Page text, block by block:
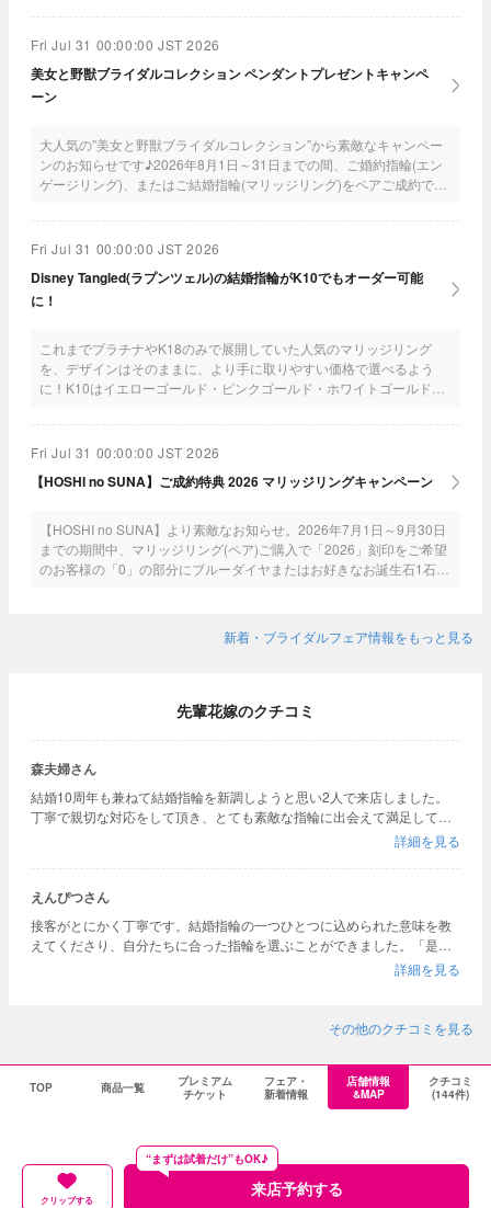
Fri Jul 31 00:00:00 JST 2026
美女と野獣ブライダルコレクション ペンダントプレゼントキャンペ
ーン
大人気の”美女と野獣ブライダルコレクション”から素敵なキャンペー
ンのお知らせです♪2026年8月1日～31日までの間、ご婚約指輪(エン
ゲージリング)、またはご結婚指輪(マリッジリング)をペアご成約で、
Fri Jul 31 00:00:00 JST 2026
Disney Tangled(ラプンツェル)の結婚指輪がK10でもオーダー可能
に！
これまでプラチナやK18のみで展開していた人気のマリッジリング
を、デザインはそのままに、より手に取りやすい価格で選べるよう
に！K10はイエローゴールド・ピンクゴールド・ホワイトゴールドの
Fri Jul 31 00:00:00 JST 2026
【HOSHI no SUNA】ご成約特典 2026 マリッジリングキャンペーン
【HOSHI no SUNA】より素敵なお知らせ。2026年7月1日～9月30日
までの期間中、マリッジリング(ペア)ご購入で「2026」刻印をご希望
のお客様の「0」の部分にブルーダイヤまたはお好きなお誕生石1石を
新着・ブライダルフェア情報をもっと見る
先輩花嫁のクチコミ
森夫婦さん
結婚10周年も兼ねて結婚指輪を新調しようと思い2人で来店しました。
丁寧で親切な対応をして頂き、とても素敵な指輪に出会えて満足してお
詳細を見る
えんぴつさん
接客がとにかく丁寧です。結婚指輪の一つひとつに込められた意味を教
えてくださり、自分たちに合った指輪を選ぶことができました。「是非
いろんなお店で指輪を見てみてください」と、すぐ購入を即決するので
詳細を見る
その他のクチコミを見る
TOP 商品一覧
プレミアム
チケット
フェア・
新着情報
店舗情報
&MAP
クチコミ
(144件)
クリップする
来店予約する
“まずは試着だけ”もOK♪